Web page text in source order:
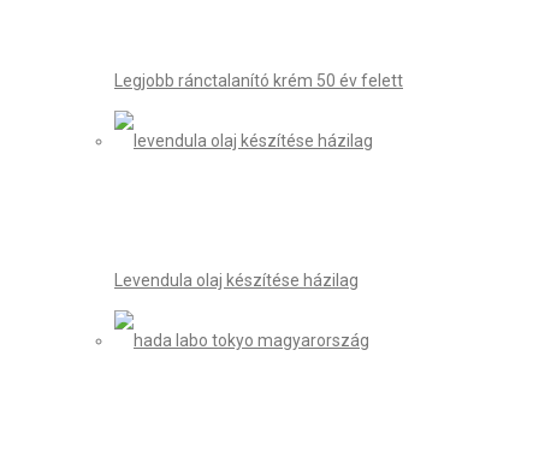
Legjobb ránctalanító krém 50 év felett
Levendula olaj készítése házilag